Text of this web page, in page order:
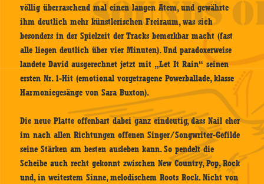
völlig überraschend mal einen langen Atem, und gewährte
ihm deutlich mehr künstlerischen Freiraum, was sich
besonders in der Spielzeit der Tracks bemerkbar macht (fast
alle liegen deutlich über vier Minuten). Und paradoxerweise
landete David ausgerechnet jetzt mit „Let It Rain“ seinen
ersten Nr. 1-Hit (emotional vorgetragene Powerballade, klasse
Harmoniegesänge von Sara Buxton).
Die neue Platte offenbart dabei ganz eindeutig, dass Nail eher
im nach allen Richtungen offenen Singer/Songwriter-Gefilde
seine Stärken am besten ausleben kann. So pendelt die
Scheibe auch recht gekonnt zwischen New Country, Pop, Rock
und, in weitestem Sinne, melodischem Roots Rock. Nicht von